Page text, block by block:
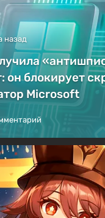
назад
он блокирует
Microsoft